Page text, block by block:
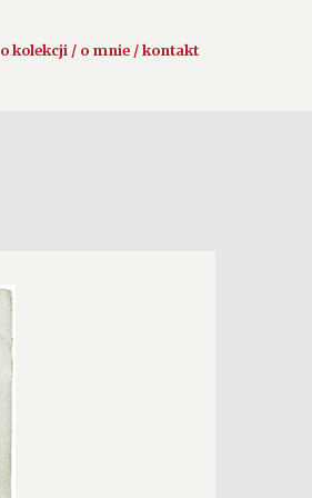
o kolekcji / o mnie / kontakt